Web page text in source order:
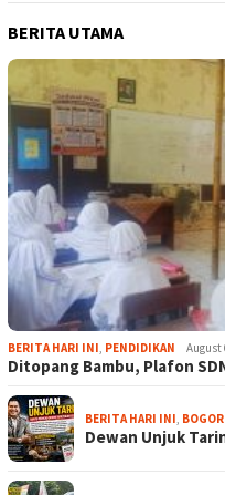
BERITA UTAMA
BERITA HARI INI, PENDIDIKAN August
Ditopang Bambu, Plafon
BERITA HARI INI, BOGOR
Dewan Unjuk